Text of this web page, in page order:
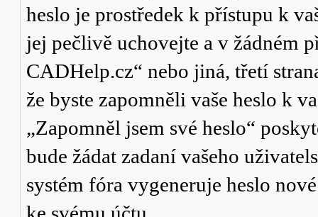
heslo je prostředek k přístupu k
jej pečlivě uchovejte a v žádném
CADHelp.cz“ nebo jiná, třetí
že byste zapomněli vaše heslo k
„Zapomněl jsem své heslo“
bude žádat zadaní vašeho
systém fóra vygeneruje heslo